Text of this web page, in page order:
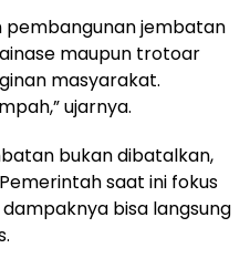
pembangunan jembatan
maupun trotoar
masyarakat.
ujarnya.
bukan dibatalkan,
saat ini fokus
bisa langsung